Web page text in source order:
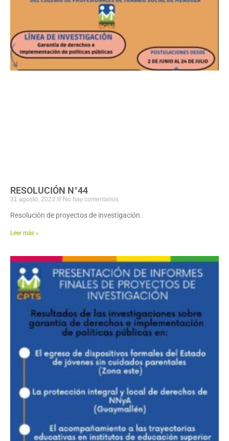
RESOLUCIÓN N°44
31 agosto, 2023 No hay comentarios
Resolución de proyectos de investigación.
Leer más »